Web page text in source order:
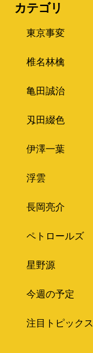
カテゴリ
東京事変
椎名林檎
亀田誠治
刄田綴色
伊澤一葉
浮雲
長岡亮介
ペトロールズ
星野源
今週の予定
注目トピックス